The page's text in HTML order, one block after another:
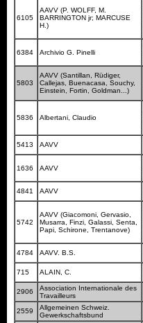
6105
AAVV (P. WOLFF, M.
BARRINGTON jr; MARCUSE
H.)
6384 Archivio G. Pinelli
5803
AAVV (Santillan, Rüdiger,
Callejas, Buenacasa, Souchy,
Einstein, Fortin, Goldman...)
5836 Albertani, Claudio
5413 AAVV
1636 AAVV
4841 AAVV
5742
AAVV (Giacomoni, Gervasio,
Musarra, Finzi, Galassi, Senta,
Papi, Schirone, Trentanove)
4784 AAVV. B.S.
715 ALAIN, C.
2906
Association Internationale des
Travailleurs
2559
Allgemeinen Schweiz.
Gewerkschaftsbund